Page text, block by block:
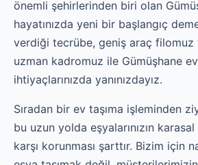
önemli şehirlerinden biri olan
hayatınızda yeni bir başlangıç
verdiği tecrübe, geniş araç filomuz
uzman kadromuz ile Gümüşhane
ihtiyaçlarınızda yanınızdayız.
Sıradan bir ev taşıma işleminden
bu uzun yolda eşyalarınızın
karşı korunması şarttır. Bizim için